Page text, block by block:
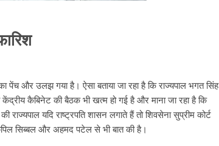
पेंच और उलझ गया है। ऐसा बताया जा रहा है कि राज्‍यपाल भगत सिंह
केंद्रीय कैबिनेट की बैठक भी खत्‍म हो गई है और माना जा रहा है कि
यदि राष्‍ट्रपति शासन लगाते हैं तो शिवसेना सुप्रीम कोर्ट
सिब्‍बल और अहमद पटेल से भी बात की है।